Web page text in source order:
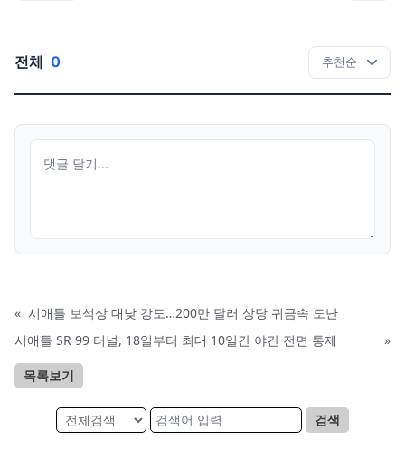
전체 0
« 시애틀 보석상 대낮 강도…200만 달러 상당 귀금속 도난
시애틀 SR 99 터널, 18일부터 최대 10일간 야간 전면 통제
»
목록보기
검색